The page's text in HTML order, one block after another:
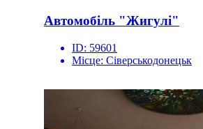
Автомобіль "Жигулі"
ID: 59601
Місце: Сіверськодонецьк